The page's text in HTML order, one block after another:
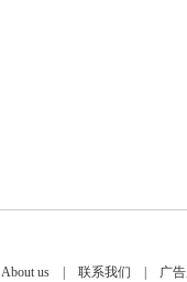
About us| 联系我们
广